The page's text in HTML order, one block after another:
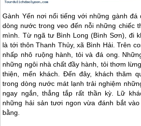
Gành Yến nơi nổi tiếng với những gành đá
dòng nước trong veo đến nỗi những chiếc
mình. Từ ngã tư Bình Long (Bình Sơn), đi
là tới thôn Thanh Thủy, xã Bình Hải. Trên
nhấp nhô ruộng hành, tỏi và đá ong.
những ngôi nhà chất đầy hành, tỏi thơm
thiện, mến khách. Đến đây, khách thăm
trong dòng nước mát lạnh trải nghiệm
ngay ngắn, thẳng tắp rất thần kỳ. Lữ
những hải sản tươi ngon vừa đánh bắt
bằng.